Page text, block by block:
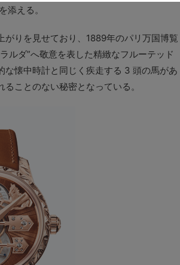
添える。
りを見せており、1889年のパリ万国博覧
ルダ”へ敬意を表した精緻なフルーテッド
懐中時計と同じく疾走する 3 頭の馬があ
ことのない秘密となっている。